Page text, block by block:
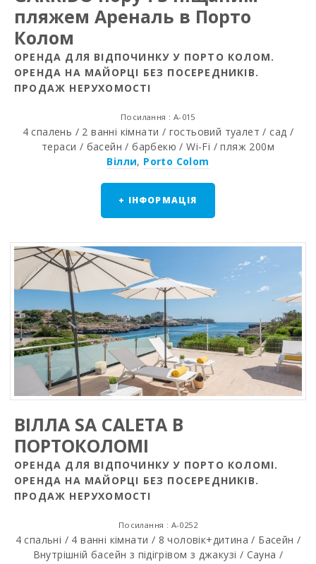
пляжем Ареналь в Порто
Колом
ОРЕНДА ДЛЯ ВІДПОЧИНКУ У ПОРТО КОЛОМ.
ОРЕНДА НА МАЙОРЦІ БЕЗ ПОСЕРЕДНИКІВ.
ПРОДАЖ НЕРУХОМОСТІ
Посилання : A-015
4 спалень / 2 ванні кімнати / гостьовий туалет / сад /
тераси / басейн / барбекю / Wi-Fi / пляж 200м
Вілли, Porto Colom
+ ІНФОРМАЦІЯ
ВIЛЛА SA CALETA В
ПОРТОКОЛОМI
ОРЕНДА ДЛЯ ВІДПОЧИНКУ У ПОРТО КОЛОМI.
ОРЕНДА НА МАЙОРЦІ БЕЗ ПОСЕРЕДНИКІВ.
ПРОДАЖ НЕРУХОМОСТІ
Посилання : A-0252
4 спальні / 4 ванні кімнати / 8 чоловік+дитина / Басейн /
Внутрішній басейн з підігрівом з джакузі / Сауна /